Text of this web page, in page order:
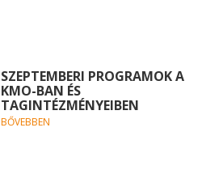
SZEPTEMBERI PROGRAMOK A
KMO-BAN ÉS
TAGINTÉZMÉNYEIBEN
BŐVEBBEN